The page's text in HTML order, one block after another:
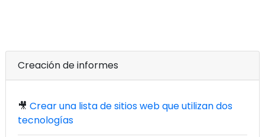
Creación de informes
🎥 Crear una lista de sitios web que utilizan dos
tecnologías